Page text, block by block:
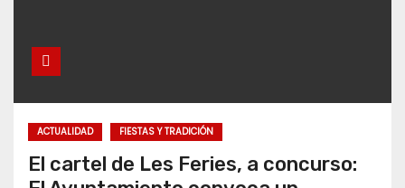
ACTUALIDAD FIESTAS Y TRADICIÓN
El cartel de Les Feries, a concurso: